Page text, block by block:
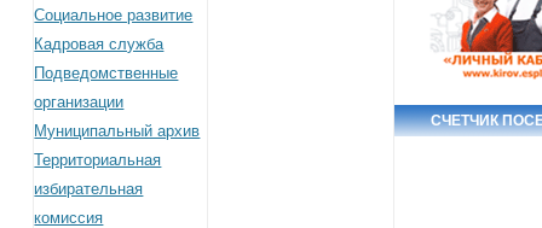
Социальное развитие
Кадровая служба
Подведомственные
организации
Муниципальный архив
Территориальная
избирательная
комиссия
СЧЕТЧИК